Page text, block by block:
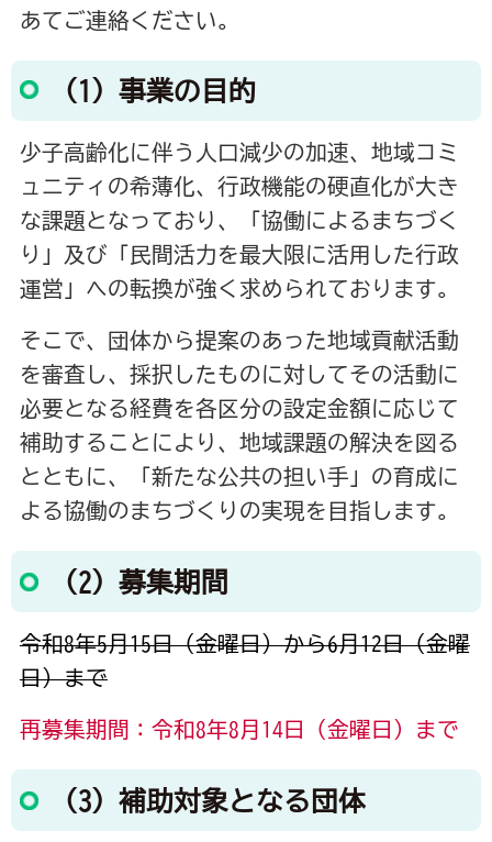
あてご連絡ください。
（1）事業の目的
少子高齢化に伴う人口減少の加速、地域コミ
ュニティの希薄化、行政機能の硬直化が大き
な課題となっており、「協働によるまちづく
り」及び「民間活力を最大限に活用した行政
運営」への転換が強く求められております。
そこで、団体から提案のあった地域貢献活動
を審査し、採択したものに対してその活動に
必要となる経費を各区分の設定金額に応じて
補助することにより、地域課題の解決を図る
とともに、「新たな公共の担い手」の育成に
よる協働のまちづくりの実現を目指します。
（2）募集期間
令和8年5月15日（金曜日）から6月12日（金曜
日）まで
再募集期間：令和8年8月14日（金曜日）まで
（3）補助対象となる団体